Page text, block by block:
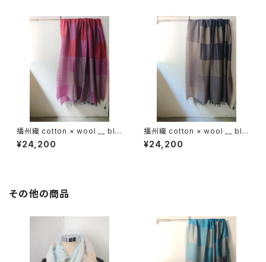
播州織 cotton × wool __ blo
ck 220-120 天竺牡丹GK
¥24,200
播州織 cotton × wool __ blo
ck 220-120 藤袴GK
¥24,200
その他の商品